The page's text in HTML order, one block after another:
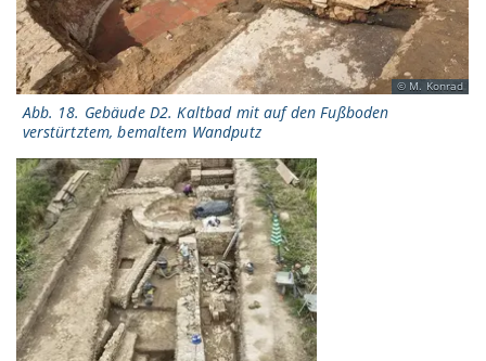
M. Konrad
Abb. 18. Gebäude D2. Kaltbad mit auf den Fußboden
verstürtztem, bemaltem Wandputz